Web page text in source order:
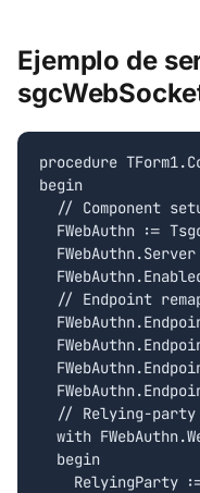
Ejemplo de
procedure
begin
// Component
FWebAuthn :=
// Endpoint
// Relying-
with
  begin
RelyingParty